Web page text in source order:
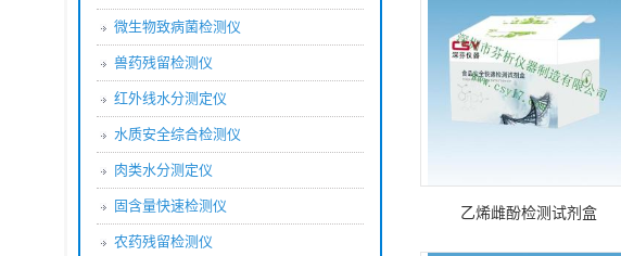
微生物致病菌检测仪
兽药残留检测仪
红外线水分测定仪
水质安全综合检测仪
肉类水分测定仪
固含量快速检测仪
农药残留检测仪
乙烯雌酚检测试剂盒